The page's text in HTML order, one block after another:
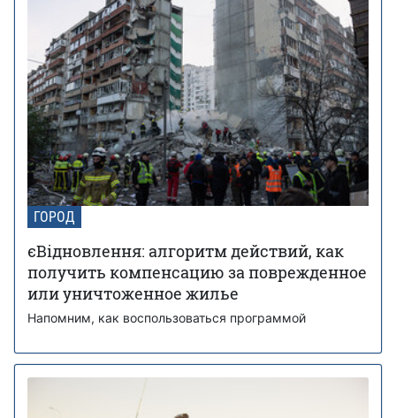
ГОРОД
єВідновлення: алгоритм действий, как
получить компенсацию за поврежденное
или уничтоженное жилье
Напомним, как воспользоваться программой